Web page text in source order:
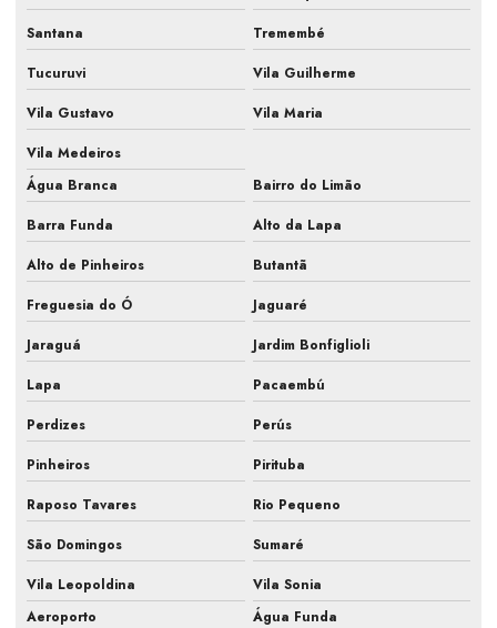
Empresa de manutenção de ar condicionado split
Empresa de manutenção preventiva ar condicionado
Empresa prestação de serviços ar condicionado
Empresa que faz pmoc para ar condicionado
Fiscalização de ar condicionado em obra
Fiscalização de instalação hvac
Fiscalização de obra ar condicionado
Fiscalização obra de climatização
Fiscalização de obra hvac
Fiscalização de obras de sistemas de ar
Fiscalização sistemas hvac
Gestão de obra hvac
Hvac para farmacêutica
Santana
Tremembé
Tucuruvi
Vila Guilherme
Vila Gustavo
Vila Maria
Vila Medeiros
Água Branca
Bairro do Limão
Barra Funda
Alto da Lapa
Alto de Pinheiros
Butantã
Freguesia do Ó
Jaguaré
Jaraguá
Jardim Bonfiglioli
Lapa
Pacaembú
Perdizes
Perús
Pinheiros
Pirituba
Raposo Tavares
Rio Pequeno
São Domingos
Sumaré
Vila Leopoldina
Vila Sonia
Aeroporto
Água Funda